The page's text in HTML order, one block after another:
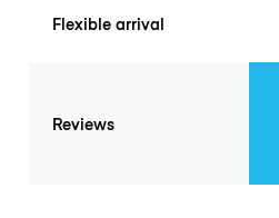
Flexible arrival
Reviews